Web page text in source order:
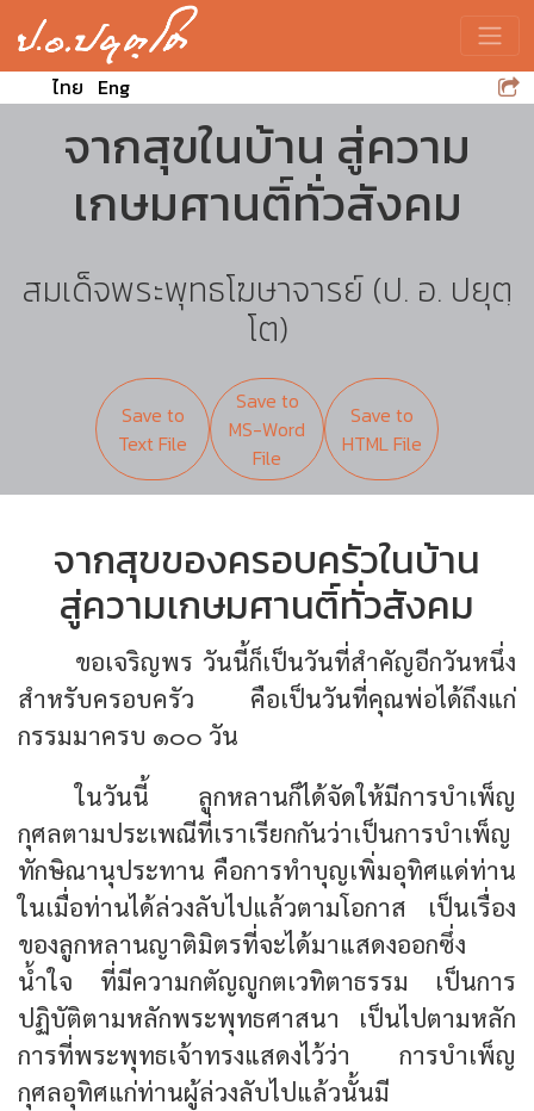
ไทย Eng
จากสุขในบ้าน สู่ความ
เกษมศานติ์ทั่วสังคม
สมเด็จพระพุทธโฆษาจารย์ (ป. อ. ปยุตฺ
โต)
Save to
Text File
Save to
MS-Word
File
Save to
HTML File
จากสุขของครอบครัวในบ้าน
สู่ความเกษมศานติ์ทั่วสังคม
ขอเจริญพร วันนี้ก็เป็นวันที่สำคัญอีกวันหนึ่ง
สำหรับครอบครัว คือเป็นวันที่คุณพ่อได้ถึงแก่
กรรมมาครบ ๑๐๐ วัน
ในวันนี้ ลูกหลานก็ได้จัดให้มีการบำเพ็ญ
กุศลตามประเพณีที่เราเรียกกันว่าเป็นการบำเพ็ญ
ทักษิณานุประทาน คือการทำบุญเพิ่มอุทิศแด่ท่าน
ในเมื่อท่านได้ล่วงลับไปแล้วตามโอกาส เป็นเรื่อง
ของลูกหลานญาติมิตรที่จะได้มาแสดงออกซึ่ง
น้ำใจ ที่มีความกตัญญูกตเวทิตาธรรม เป็นการ
ปฏิบัติตามหลักพระพุทธศาสนา เป็นไปตามหลัก
การที่พระพุทธเจ้าทรงแสดงไว้ว่า การบำเพ็ญ
กุศลอุทิศแก่ท่านผู้ล่วงลับไปแล้วนั้นมี